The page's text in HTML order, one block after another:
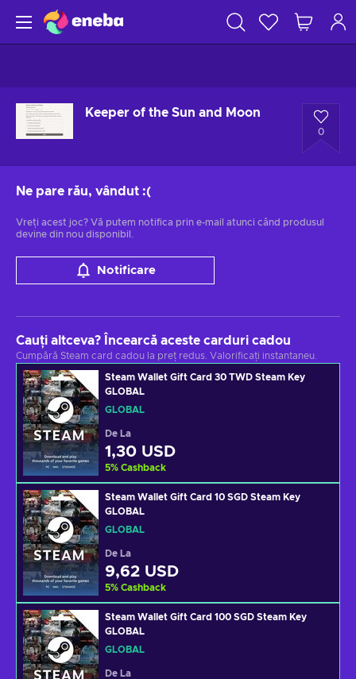
Keeper of the Sun and Moon
0
Ne pare rău, vândut :(
Vreți acest joc? Vă putem notifica prin e-mail atunci când produsul
devine din nou disponibil.
Notificare
Cauți altceva? Încearcă aceste carduri cadou
Cumpără Steam card cadou la preț redus. Valorificați instantaneu.
Steam Wallet Gift Card 30 TWD Steam Key
GLOBAL
GLOBAL
De La
1,30 USD
5% Cashback
Steam Wallet Gift Card 10 SGD Steam Key
GLOBAL
GLOBAL
De La
9,62 USD
5% Cashback
Steam Wallet Gift Card 100 SGD Steam Key
GLOBAL
GLOBAL
De La